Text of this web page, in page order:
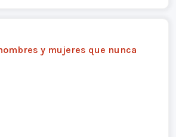
y mujeres que nunca